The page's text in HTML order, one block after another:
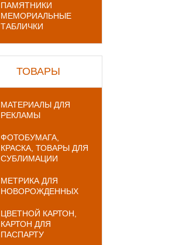
ПАМЯТНИКИ
МЕМОРИАЛЬНЫЕ
ТАБЛИЧКИ
ТОВАРЫ
МАТЕРИАЛЫ ДЛЯ
РЕКЛАМЫ
ФОТОБУМАГА,
КРАСКА, ТОВАРЫ ДЛЯ
СУБЛИМАЦИИ
МЕТРИКА ДЛЯ
НОВОРОЖДЕННЫХ
ЦВЕТНОЙ КАРТОН,
КАРТОН ДЛЯ
ПАСПАРТУ